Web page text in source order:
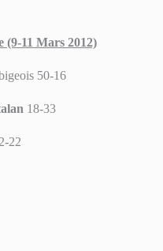
(9-11 Mars 2012)
50-16
18-33
22